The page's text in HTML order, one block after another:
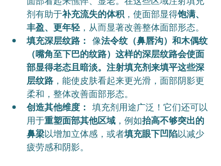
剂有助于补充流失的体积，使面部显得饱满、
丰盈、更年轻，从而显著改善整体面部形态。
填充深层纹路： 像法令纹（鼻唇沟）和木偶纹
（嘴角至下巴的纹路）这样的深层纹路会使面
部显得老态且暗淡。注射填充剂来填平这些深
层纹路，能使皮肤看起来更光滑，面部阴影更
柔和，整体改善面部形态。
创造其他维度： 填充剂用途广泛！它们还可以
用于重塑面部其他区域 ，例如抬高不够突出的
鼻梁以增加立体感，或者填充眼下凹陷以减少
疲劳感和阴影。